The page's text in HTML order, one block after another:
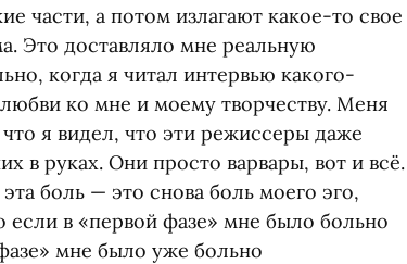
части, а потом излагают какое-то свое
Это доставляло мне реальную
когда я читал интервью какого-
ко мне и моему творчеству. Меня
я видел, что эти режиссеры даже
в руках. Они просто варвары, вот и всё.
боль — это снова боль моего эго,
если в «первой фазе» мне было больно
мне было уже больно